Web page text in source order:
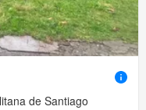
de Santiago